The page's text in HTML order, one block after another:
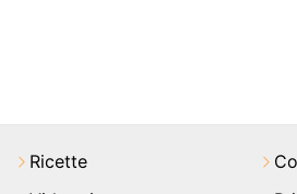
Ricette